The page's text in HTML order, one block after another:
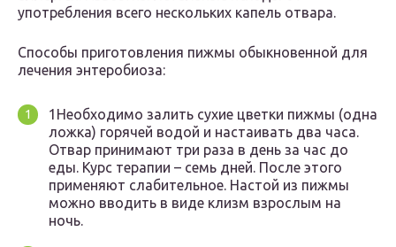
употребления всего нескольких капель отвара.
Способы приготовления пижмы обыкновенной для
лечения энтеробиоза:
1Необходимо залить сухие цветки пижмы (одна
ложка) горячей водой и настаивать два часа.
Отвар принимают три раза в день за час до
еды. Курс терапии – семь дней. После этого
применяют слабительное. Настой из пижмы
можно вводить в виде клизм взрослым на
ночь.